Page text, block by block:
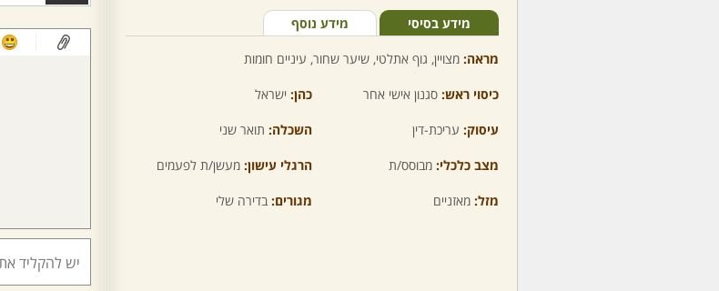
מידע בסיסי מידע נוסף
מראה: מצויין, גוף אתלטי, שיער שחור, עיניים חומות
כיסוי ראש: סגנון אישי אחר כהן: ישראל
עיסוק: עריכת-דין השכלה: תואר שני
מצב כלכלי: מבוסס/ת הרגלי עישון: מעשן/ת לפעמים
מזל: מאזניים מגורים: בדירה שלי